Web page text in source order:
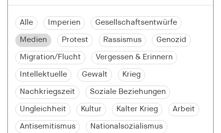
Alle Imperien Gesellschaftsentwürfe
Medien Protest Rassismus Genozid
Migration/Flucht Vergessen & Erinnern
Intellektuelle Gewalt Krieg
Nachkriegszeit Soziale Beziehungen
Ungleichheit Kultur Kalter Krieg Arbeit
Antisemitismus Nationalsozialismus
Bereiche der Webseite ermöglichen. Die Webseite
kann ohne diese Cookies nicht richtig
funktionieren.
cookie_consent
Name:
cookie_consent
Anbieter:
hamburger-edition.de